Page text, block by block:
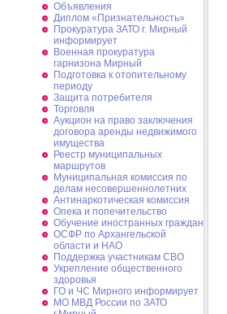
Объявления
Диплом «Признательность»
Прокуратура ЗАТО г. Мирный
информирует
Военная прокуратура
гарнизона Мирный
Подготовка к отопительному
периоду
Защита потребителя
Торговля
Аукцион на право заключения
договора аренды недвижимого
имущества
Реестр муниципальных
маршрутов
Муниципальная комиссия по
делам несовершеннолетних
Антинаркотическая комиссия
Опека и попечительство
Обучение иностранных граждан
ОСФР по Архангельской
области и НАО
Поддержка участникам СВО
Укрепление общественного
здоровья
ГО и ЧС Мирного информирует
МО МВД России по ЗАТО